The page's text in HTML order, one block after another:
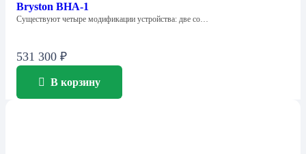
Bryston BHA-1
Существуют четыре модификации устройства: две со…
531 300 ₽
В корзину